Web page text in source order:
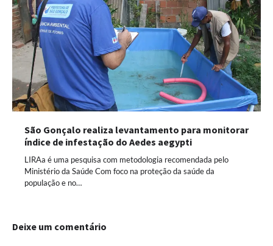
São Gonçalo realiza levantamento para monitorar
índice de infestação do Aedes aegypti
LIRAa é uma pesquisa com metodologia recomendada pelo
Ministério da Saúde Com foco na proteção da saúde da
população e no…
Deixe um comentário